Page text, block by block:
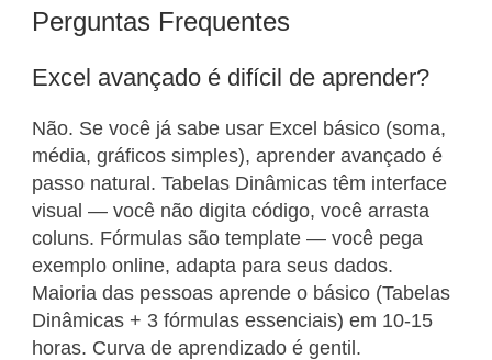
Perguntas Frequentes
Excel avançado é difícil de aprender?
Não. Se você já sabe usar Excel básico (soma,
média, gráficos simples), aprender avançado é
passo natural. Tabelas Dinâmicas têm interface
visual — você não digita código, você arrasta
coluns. Fórmulas são template — você pega
exemplo online, adapta para seus dados.
Maioria das pessoas aprende o básico (Tabelas
Dinâmicas + 3 fórmulas essenciais) em 10-15
horas. Curva de aprendizado é gentil.